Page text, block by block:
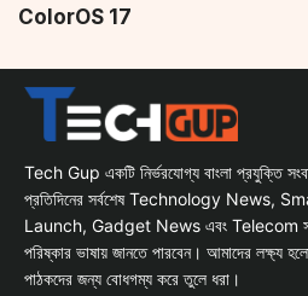
ColorOS 17
Tech Gup একটি নির্ভরযোগ্য বাংলা প্রযুক্তি
প্রতিদিনের সর্বশেষ Technology News,
Launch, Gadget News এবং Telecom
পরিষ্কার ভাষায় জানতে পারবেন। আমাদের লক্ষ্য
পাঠকদের জন্য বোধগম্য করে তুলে ধরা।